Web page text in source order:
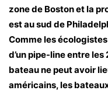
zone de Boston et la
est au sud de
Comme les
d’un pipe-line entre
bateau ne peut avoir
américains, les